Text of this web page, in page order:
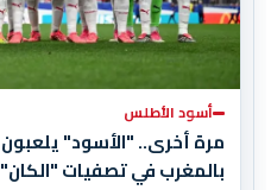
أسود الأطلس
بالمغرب في تصفيات "الكان"